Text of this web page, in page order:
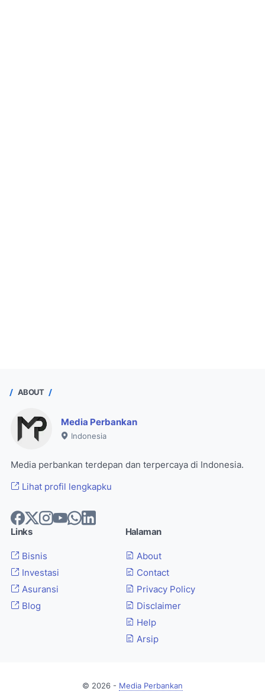
ABOUT
Media Perbankan
Indonesia
Media perbankan terdepan dan terpercaya di Indonesia.
Lihat profil lengkapku
Links
Bisnis
Investasi
Asuransi
Blog
Halaman
About
Contact
Privacy Policy
Disclaimer
Help
Arsip
© 2026 - Media Perbankan